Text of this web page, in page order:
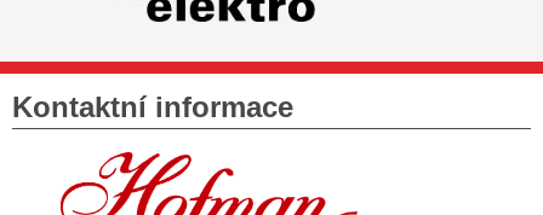
Kontaktní informace